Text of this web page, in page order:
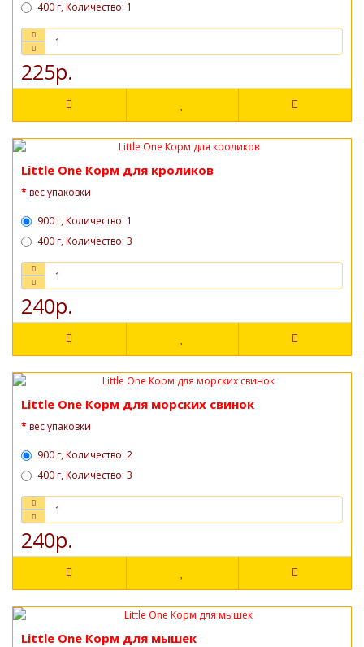
400 г, Количество: 1
225р.
Little One Корм для кроликов
вес упаковки
900 г, Количество: 1
400 г, Количество: 3
240р.
Little One Корм для морских свинок
вес упаковки
900 г, Количество: 2
400 г, Количество: 3
240р.
Little One Корм для мышек